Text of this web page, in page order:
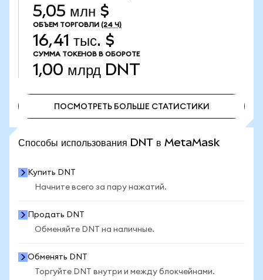
5,05 млн $
ОБЪЕМ ТОРГОВЛИ (24 Ч)
16,41 тыс. $
СУММА ТОКЕНОВ В ОБОРОТЕ
1,00 млрд DNT
ПОСМОТРЕТЬ БОЛЬШЕ СТАТИСТИКИ
Способы использования DNT в MetaMask
Купить DNT
Начните всего за пару нажатий.
Продать DNT
Обменяйте DNT на наличные.
Обменять DNT
Торгуйте DNT внутри и между блокчейнами.